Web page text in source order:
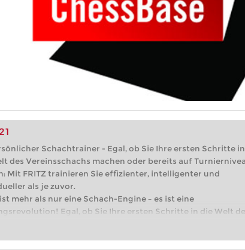
Schachtrainer - Egal, ob Sie Ihre ersten Schritte in
des Vereinsschachs machen oder bereits auf
Mit FRITZ trainieren Sie effizienter, intelligenter und
als je zuvor.
ist mehr als nur eine Schach-Engine – es ist eine
Egal, ob Sie Ihre ersten Schritte in die Welt
machen oder bereits auf Turnierniveau spielen: Mit